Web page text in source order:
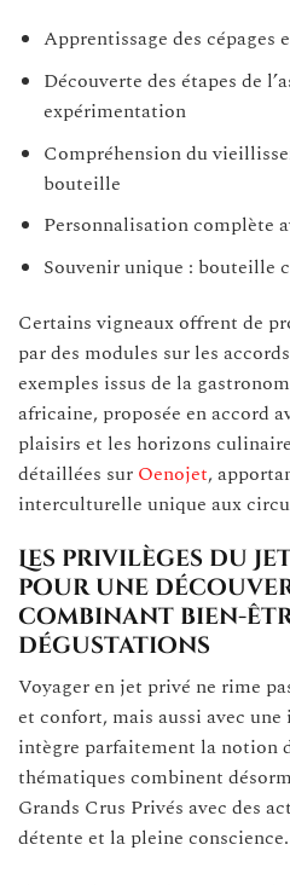
Apprentissage des cépages
Découverte des étapes de
expérimentation
Compréhension du
bouteille
Personnalisation complète
Souvenir unique : bouteille
Certains vigneaux offrent de
par des modules sur les
exemples issus de la
africaine, proposée en accord
plaisirs et les horizons
détaillées sur Oenojet,
interculturelle unique aux
Les privilèges du
pour une
combinant bien-
dégustations
Voyager en jet privé ne rime
et confort, mais aussi avec
intègre parfaitement la notion
thématiques combinent
Grands Crus Privés avec des
détente et la pleine conscience.